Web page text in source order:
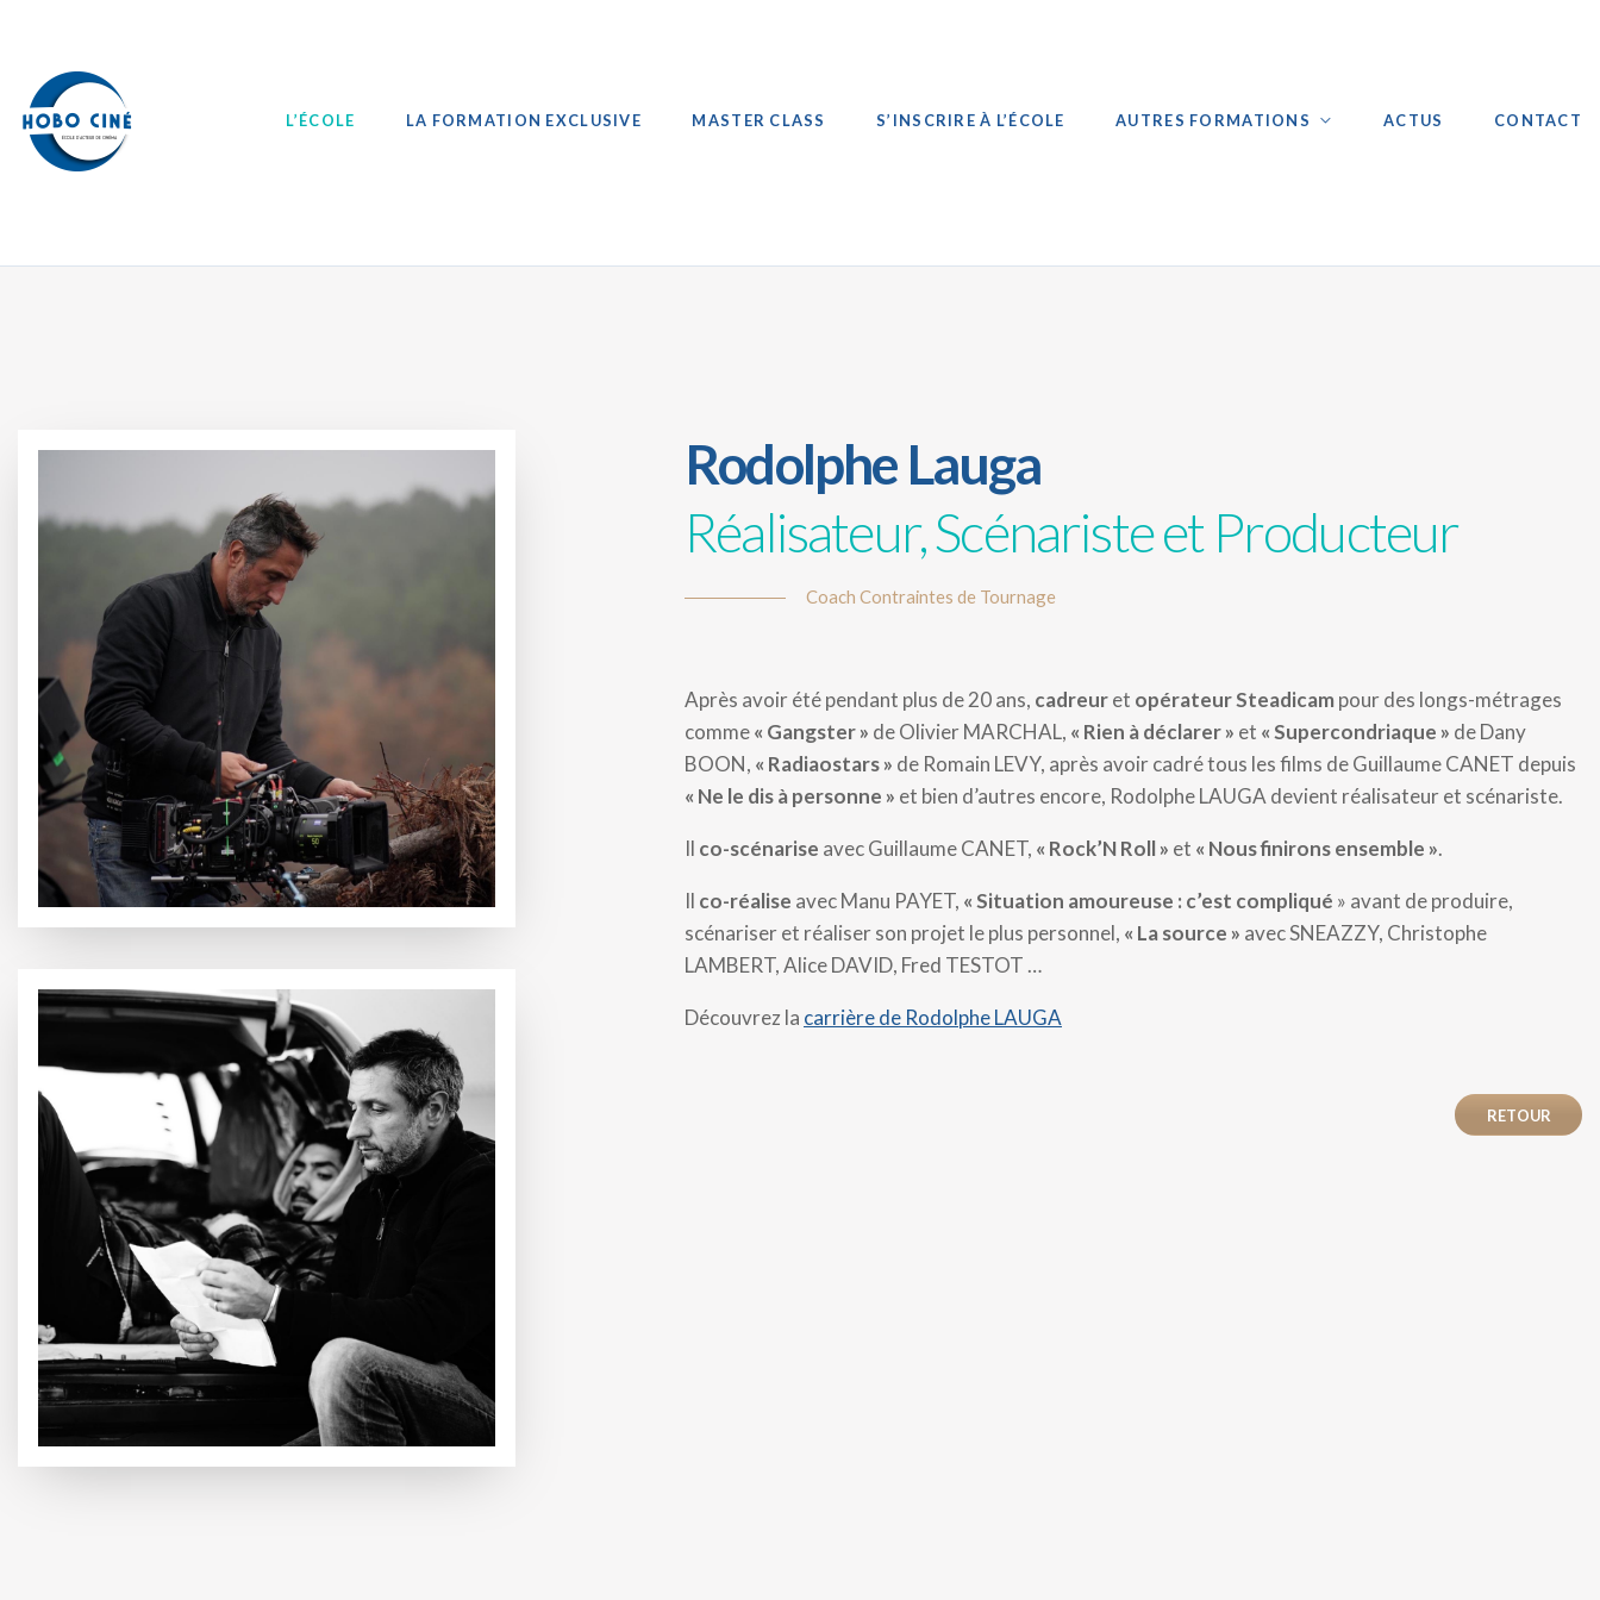
L’ÉCOLE LA FORMATION EXCLUSIVE MASTER CLASS S’INSCRIRE À L’ÉCOLE AUTRES FORMATIONS ACTUS CONTACT
Rodolphe Lauga
Réalisateur, Scénariste et Producteur
Coach Contraintes de Tournage
Après avoir été pendant plus de 20 ans, cadreuret opérateur Steadicampour des longs-métrages
comme« Gangster » de Olivier MARCHAL, « Rien à déclarer » et « Supercondriaque » de Dany
BOON, « Radiaostars » de Romain LEVY, après avoir cadré tous les films de Guillaume CANET depuis
« Ne le dis à personne » et bien d’autres encore, Rodolphe LAUGA devient réalisateur et scénariste.
Il co-scénarise avec Guillaume CANET, « Rock’N Roll » et « Nous finirons ensemble ».
Il co-réalise avec Manu PAYET, « Situation amoureuse : c’est compliqué » avant de produire,
scénariser et réaliser son projet le plus personnel, « La source » avec SNEAZZY, Christophe
LAMBERT, Alice DAVID, Fred TESTOT …
Découvrez la carrière de Rodolphe LAUGA
RETOUR